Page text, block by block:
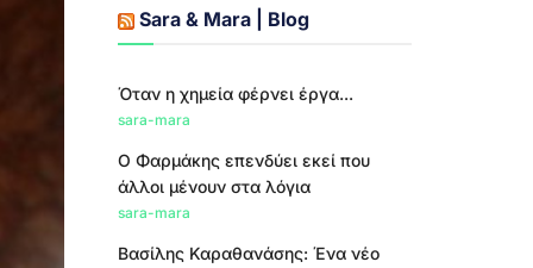
Sara & Mara | Blog
Όταν η χημεία φέρνει έργα...
sara-mara
Ο Φαρμάκης επενδύει εκεί που
άλλοι μένουν στα λόγια
sara-mara
Βασίλης Καραθανάσης: Ένα νέο